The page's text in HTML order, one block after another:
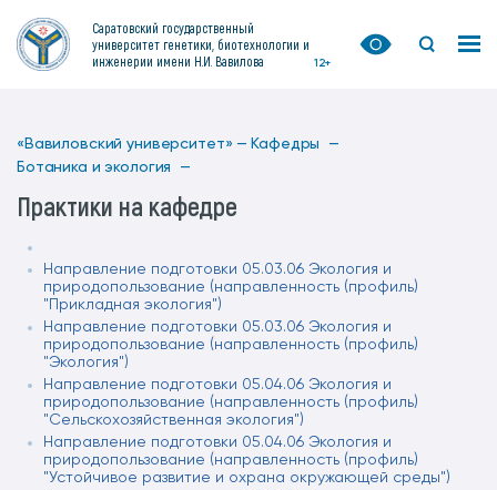
Саратовский государственный
университет генетики, биотехнологии и
инженерии имени Н.И. Вавилова
12+
«Вавиловский университет» — Кафедры —
Ботаника и экология —
Практики на кафедре
Направление подготовки 05.03.06 Экология и
природопользование (направленность (профиль)
"Прикладная экология")
Направление подготовки 05.03.06 Экология и
природопользование (направленность (профиль)
"Экология")
Направление подготовки 05.04.06 Экология и
природопользование (направленность (профиль)
"Сельскохозяйственная экология")
Направление подготовки 05.04.06 Экология и
природопользование (направленность (профиль)
"Устойчивое развитие и охрана окружающей среды")